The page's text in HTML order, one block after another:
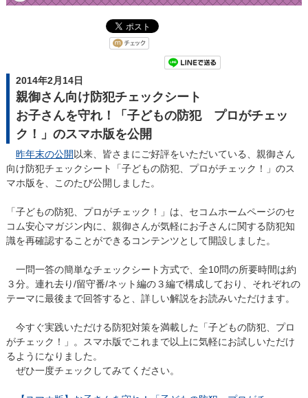
2014年2月14日
親御さん向け防犯チェックシート
お子さんを守れ！「子どもの防犯 プロがチェッ
ク！」のスマホ版を公開
昨年末の公開以来、皆さまにご好評をいただいている、親御さん
向け防犯チェックシート「子どもの防犯、プロがチェック！」のス
マホ版を、このたび公開しました。
「子どもの防犯、プロがチェック！」は、セコムホームページのセ
コム安心マガジン内に、親御さんが気軽にお子さんに関する防犯知
識を再確認することができるコンテンツとして開設しました。
一問一答の簡単なチェックシート方式で、全10問の所要時間は約
３分。連れ去り/留守番/ネット編の３編で構成しており、それぞれの
テーマに最後まで回答すると、詳しい解説をお読みいただけます。
今すぐ実践いただける防犯対策を満載した「子どもの防犯、プロ
がチェック！」。スマホ版でこれまで以上に気軽にお試しいただけ
るようになりました。
ぜひ一度チェックしてみてください。